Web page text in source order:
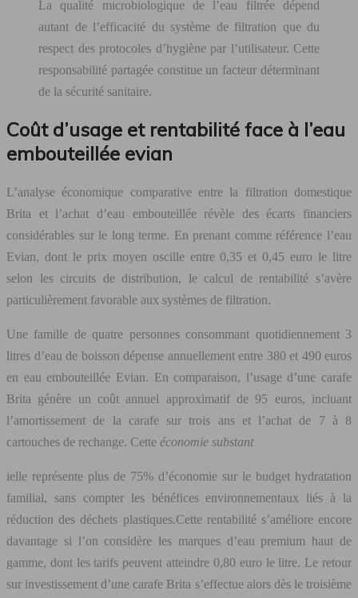
La qualité microbiologique de l’eau filtrée dépend
autant de l’efficacité du système de filtration que du
respect des protocoles d’hygiène par l’utilisateur. Cette
responsabilité partagée constitue un facteur déterminant
de la sécurité sanitaire.
Coût d’usage et rentabilité face à l’eau
embouteillée evian
L’analyse économique comparative entre la filtration domestique
Brita et l’achat d’eau embouteillée révèle des écarts financiers
considérables sur le long terme. En prenant comme référence l’eau
Evian, dont le prix moyen oscille entre 0,35 et 0,45 euro le litre
selon les circuits de distribution, le calcul de rentabilité s’avère
particulièrement favorable aux systèmes de filtration.
Une famille de quatre personnes consommant quotidiennement 3
litres d’eau de boisson dépense annuellement entre 380 et 490 euros
en eau embouteillée Evian. En comparaison, l’usage d’une carafe
Brita génère un coût annuel approximatif de 95 euros, incluant
l’amortissement de la carafe sur trois ans et l’achat de 7 à 8
cartouches de rechange. Cette économie substant
ielle représente plus de 75% d’économie sur le budget hydratation
familial, sans compter les bénéfices environnementaux liés à la
réduction des déchets plastiques.Cette rentabilité s’améliore encore
davantage si l’on considère les marques d’eau premium haut de
gamme, dont les tarifs peuvent atteindre 0,80 euro le litre. Le retour
sur investissement d’une carafe Brita s’effectue alors dès le troisième